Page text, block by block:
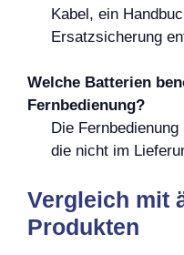
Kabel, ein
Ersatzsicherung
Welche Batterien
Fernbedienung?
Die
die nicht im
Vergleich mit
Produkten